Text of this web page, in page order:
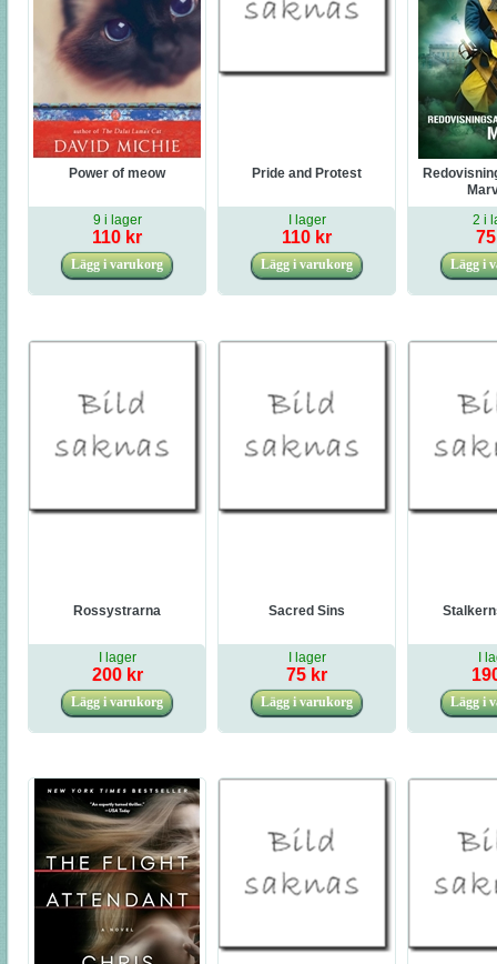
Power of meow
9 i lager
110 kr
Pride and Protest
I lager
110 kr
2 i
Rossystrarna
I lager
200 kr
Sacred Sins
I lager
75 kr
I